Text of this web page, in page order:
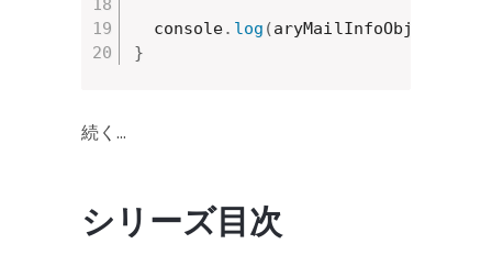
  console
. log (aryMailInfoObjs
}
続く…
シリーズ目次